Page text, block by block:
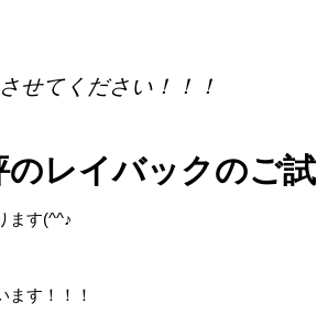
せてください！！！
のレイバックのご試
ます(^^♪
ます！！！